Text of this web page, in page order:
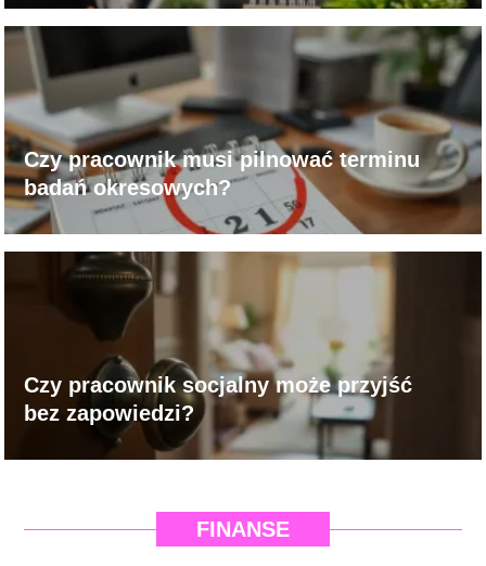
Czy pracownik musi pilnować terminu
badań okresowych?
Czy pracownik socjalny może przyjść
bez zapowiedzi?
FINANSE